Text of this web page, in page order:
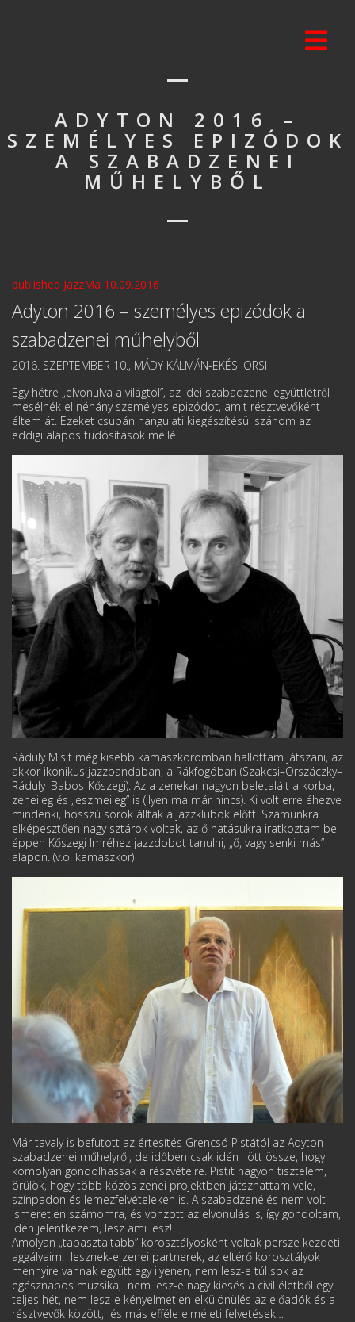
ADYTON 2016 –
SZEMÉLYES EPIZÓDOK
A SZABADZENEI
MŰHELYBŐL
published JazzMa 10.09.2016
Adyton 2016 – személyes epizódok a
szabadzenei műhelyből
2016. SZEPTEMBER 10., MÁDY KÁLMÁN-EKÉSI ORSI
Egy hétre „elvonulva a világtól”, az idei szabadzenei együttlétről
mesélnék el néhány személyes epizódot, amit résztvevőként
éltem át. Ezeket csupán hangulati kiegészítésül szánom az
eddigi alapos tudósítások mellé.
Ráduly Misit még kisebb kamaszkoromban hallottam játszani, az
akkor ikonikus jazzbandában, a Rákfogóban (Szakcsi–Orszáczky–
Ráduly–Babos-Kőszegi). Az a zenekar nagyon beletalált a korba,
zeneileg és „eszmeileg” is (ilyen ma már nincs). Ki volt erre éhezve
mindenki, hosszú sorok álltak a jazzklubok előtt. Számunkra
elképesztően nagy sztárok voltak, az ő hatásukra iratkoztam be
éppen Kőszegi Imréhez jazzdobot tanulni, „ő, vagy senki más”
alapon. (v.ö. kamaszkor)
Már tavaly is befutott az értesítés Grencsó Pistától az Adyton
szabadzenei műhelyről, de időben csak idén jött össze, hogy
komolyan gondolhassak a részvételre. Pistit nagyon tisztelem,
örülök, hogy több közös zenei projektben játszhattam vele,
színpadon és lemezfelvételeken is. A szabadzenélés nem volt
ismeretlen számomra, és vonzott az elvonulás is, így gondoltam,
idén jelentkezem, lesz ami lesz!…
Amolyan „tapasztaltabb” korosztályosként voltak persze kezdeti
aggályaim: lesznek-e zenei partnerek, az eltérő korosztályok
mennyire vannak együtt egy ilyenen, nem lesz-e túl sok az
egésznapos muzsika, nem lesz-e nagy kiesés a civil életből egy
teljes hét, nem lesz-e kényelmetlen elkülönülés az előadók és a
résztvevők között, és más efféle elméleti felvetések…